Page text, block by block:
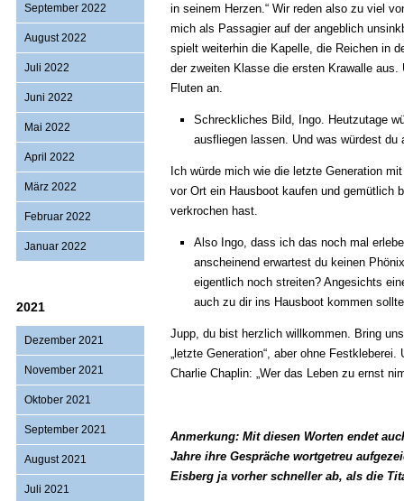
September 2022
August 2022
Juli 2022
Juni 2022
Mai 2022
April 2022
März 2022
Februar 2022
Januar 2022
2021
Dezember 2021
November 2021
Oktober 2021
September 2021
August 2021
Juli 2021
in seinem Herzen.“ Wir reden also zu viel
mich als Passagier auf der angeblich
spielt weiterhin die Kapelle, die Reichen in
der zweiten Klasse die ersten Krawalle
Fluten an.
Schreckliches Bild, Ingo. Heutzutage
ausfliegen lassen. Und was würdest du
Ich würde mich wie die letzte Generation
vor Ort ein Hausboot kaufen und gemütlich
verkrochen hast.
Also Ingo, dass ich das noch mal
anscheinend erwartest du keinen
eigentlich noch streiten? Angesichts
auch zu dir ins Hausboot kommen
Jupp, du bist herzlich willkommen. Bring
„letzte Generation“, aber ohne
Charlie Chaplin: „Wer das Leben zu ernst
Anmerkung: Mit diesen Worten endet
Jahre ihre Gespräche wortgetreu
Eisberg ja vorher schneller ab, als die